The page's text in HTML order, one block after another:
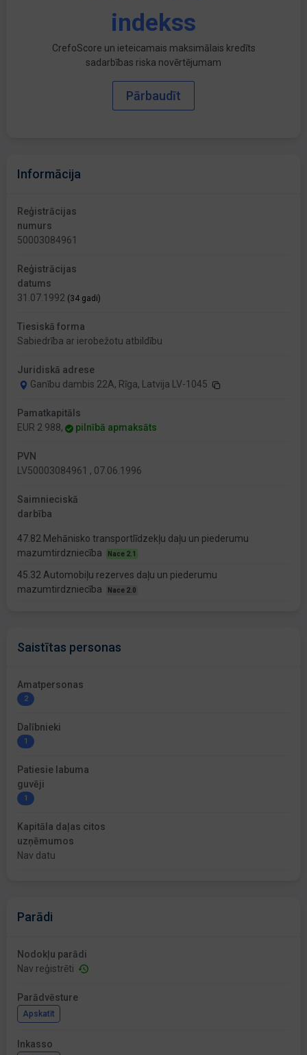
indekss
CrefoScore un ieteicamais maksimālais kredīts
sadarbības riska novērtējumam
Pārbaudīt
Informācija
Reģistrācijas
numurs
50003084961
Reģistrācijas
datums
31.07.1992 (34 gadi)
Tiesiskā forma
Sabiedrība ar ierobežotu atbildību
Juridiskā adrese
Ganību dambis 22A, Rīga, Latvija LV-1045
Pamatkapitāls
EUR 2 988,
pilnībā apmaksāts
PVN
LV50003084961 , 07.06.1996
Saimnieciskā
darbība
47.82 Mehānisko transportlīdzekļu daļu un piederumu
mazumtirdzniecība
Nace 2.1
45.32 Automobiļu rezerves daļu un piederumu
mazumtirdzniecība
Nace 2.0
Saistītas personas
Amatpersonas
2
Dalībnieki
1
Patiesie labuma
guvēji
1
Kapitāla daļas citos
uzņēmumos
Nav datu
Parādi
Nodokļu parādi
Nav reģistrēti
Parādvēsture
Apskatīt
Inkasso